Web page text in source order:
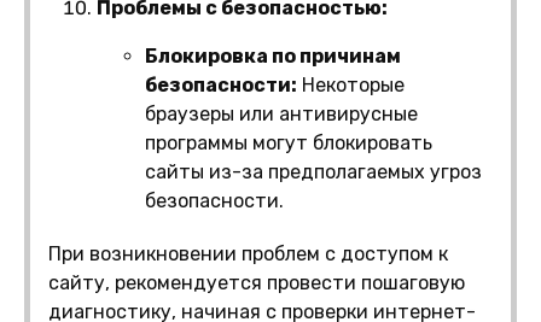
Проблемы с безопасностью:
Блокировка по причинам
безопасности: Некоторые
браузеры или антивирусные
программы могут блокировать
сайты из-за предполагаемых угроз
безопасности.
При возникновении проблем с доступом к
сайту, рекомендуется провести пошаговую
диагностику, начиная с проверки интернет-